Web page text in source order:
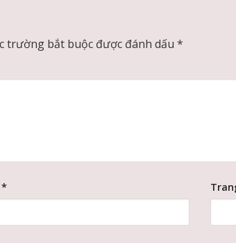
trường bắt buộc được đánh dấu *
*